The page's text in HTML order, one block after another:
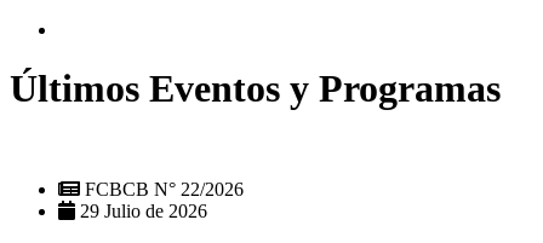
Últimos Eventos y Programas
FCBCB N° 22/2026
29 Julio de 2026